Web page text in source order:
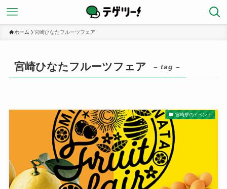
ホーム 宮崎ひなたフルーツフェア
宮崎ひなたフルーツフェア – tag –
宮崎県のイベント